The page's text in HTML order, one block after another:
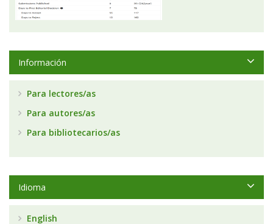
Información
Para lectores/as
Para autores/as
Para bibliotecarios/as
Idioma
English